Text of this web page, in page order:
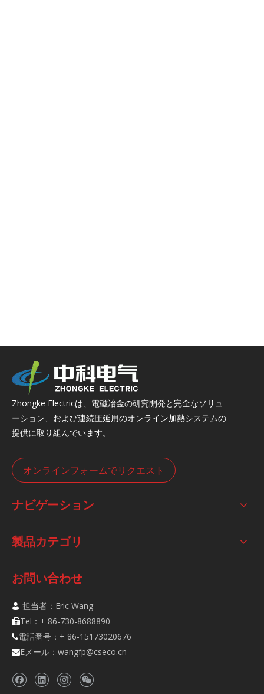
Zhongke Electricは、電磁冶金の研究開発と完全なソリュ
ーション、および連続圧延用のオンライン加熱システムの
提供に取り組んでいます。
オンラインフォームでリクエスト
ナビゲーション
製品カテゴリ
お問い合わせ
 担当者：Eric Wang
Tel：+ 86-730-8688890
電話番号：+ 86-15173020676
Eメール： wangfp@cseco.cn